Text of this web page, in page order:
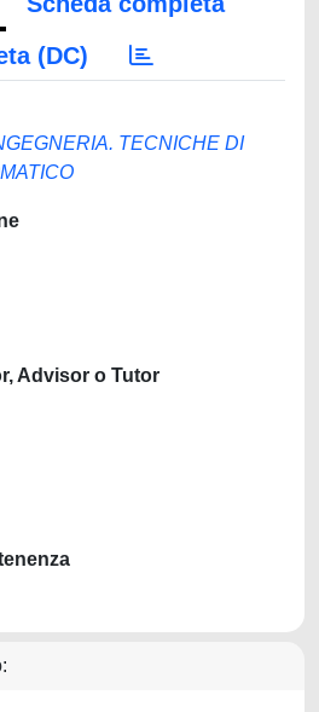
(DC)
TECNICHE DI
Advisor o Tutor